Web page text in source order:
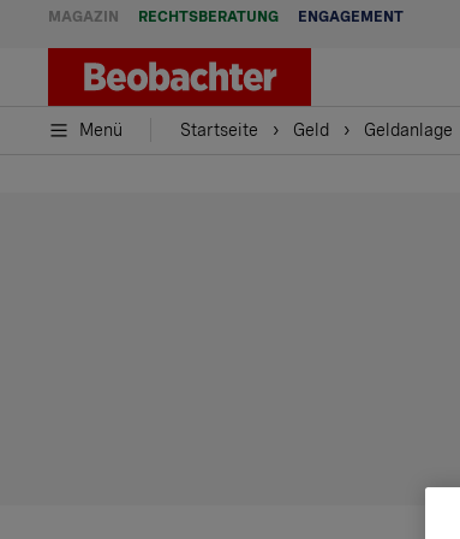
MAGAZIN RECHTSBERATUNG ENGAGEMENT
Menü Startseite Geld Geldanlage